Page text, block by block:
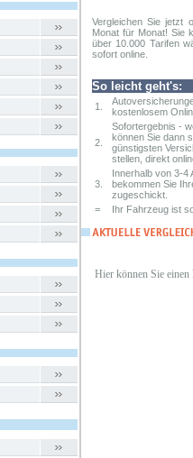
Vergleichen Sie jetzt
Monat für Monat! Sie
über 10.000 Tarifen
sofort online.
So leicht geht's:
1.
kostenlosem
2.
Sofortergebnis -
können Sie dann
günstigsten
stellen, direkt
3.
Innerhalb von 3-4
bekommen Sie
zugeschickt.
=
Ihr Fahrzeug ist
Hier können Sie